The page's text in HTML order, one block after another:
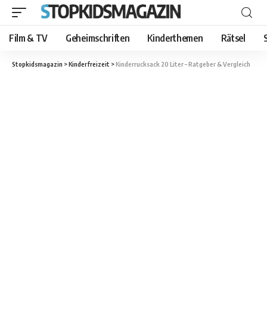
Film & TV Geheimschriften Kinderthemen Rätsel
Stopkidsmagazin >Kinderfreizeit >Kinderrucksack 20 Liter – Ratgeber & Vergleich